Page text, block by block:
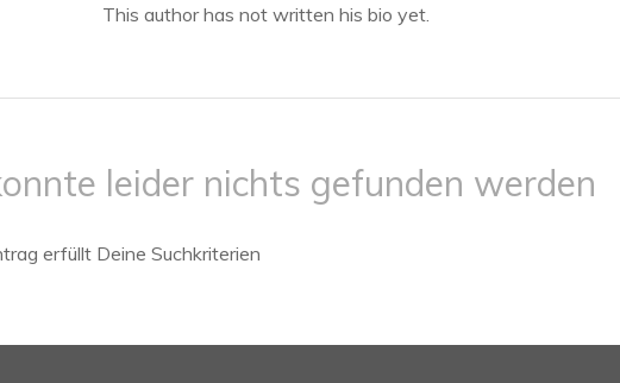
This author has not written his bio yet.
leider nichts gefunden werden
erfüllt Deine Suchkriterien